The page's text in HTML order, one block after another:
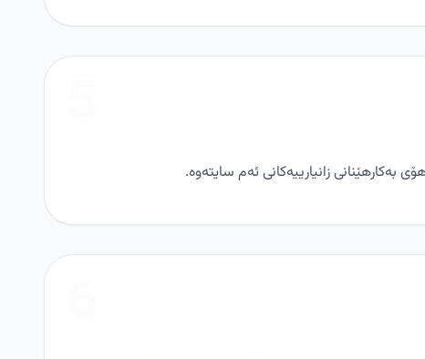
بەکارهێنانی زانیارییەکانی ئەم سایتەوە.